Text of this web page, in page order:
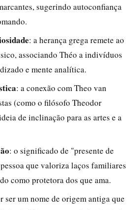
sugerindo autoconfiança
: a herança grega remete ao
associando Théo a indivíduos
e mente analítica.
: a conexão com Theo van
(como o filósofo Theodor
de inclinação para as artes e a
: o significado de "presente de
que valoriza laços familiares
como protetora dos que ama.
ser um nome de origem antiga que